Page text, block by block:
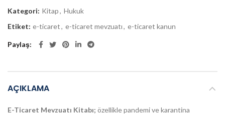
Kategori: Kitap, Hukuk
Etiket: e-ticaret, e-ticaret mevzuatı, e-ticaret kanun
Paylaş
AÇIKLAMA
E-Ticaret Mevzuatı Kitabı; özellikle pandemi ve karantina